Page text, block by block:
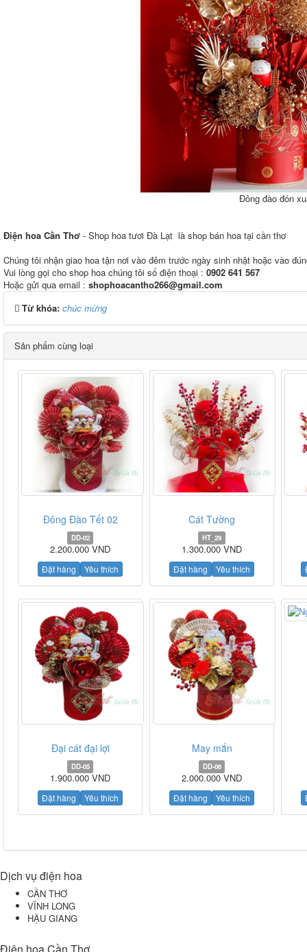
Đông đào đón
Điện hoa Cần Thơ - Shop hoa tươi Đà Lạt là shop bán hoa tại cần thơ
Chúng tôi nhận giao hoa tận nơi vào đêm trước ngày sinh nhật hoặc vào
Vui lòng gọi cho shop hoa chúng tôi số điện thoại : 0902 641 567
Hoặc gửi qua email : shophoacantho266@gmail.com
Từ khóa: chúc mừng
Sản phẩm cùng loại
Đông Đào Tết 02
DD-02
2.200.000 VND
Đặt hàng Yêu thích
Cát Tường
HT_29
1.300.000 VND
Đặt hàng Yêu thích
Đại cát đại lợi
DD-05
1.900.000 VND
Đặt hàng Yêu thích
May mắn
DD-06
2.000.000 VND
Đặt hàng Yêu thích
Dịch vụ điện hoa
CẦN THƠ
VĨNH LONG
HẬU GIANG